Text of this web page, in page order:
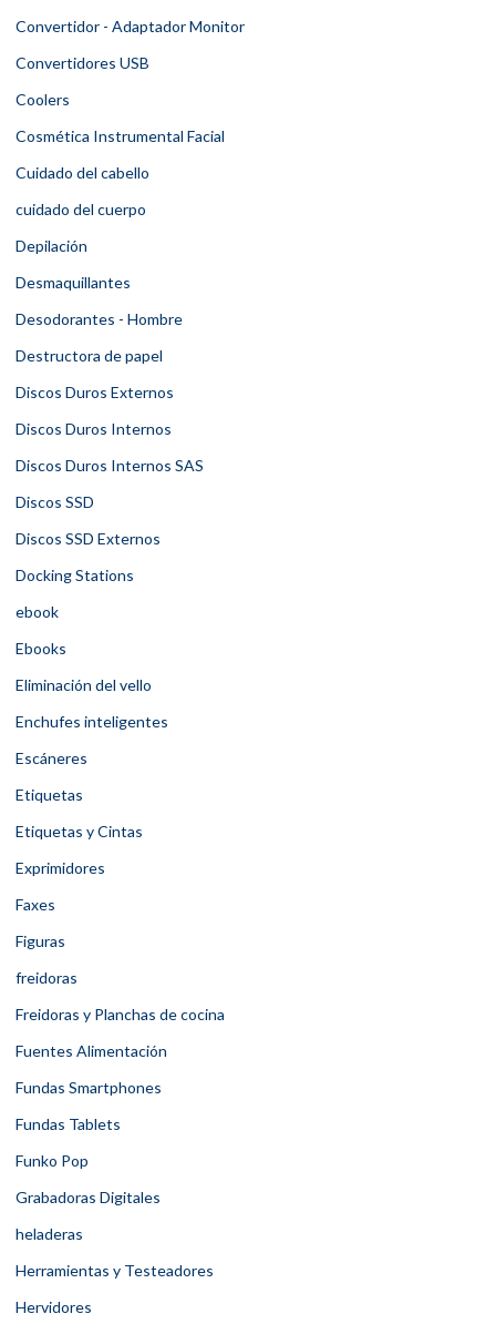
Convertidor - Adaptador Monitor
Convertidores USB
Coolers
Cosmética Instrumental Facial
Cuidado del cabello
cuidado del cuerpo
Depilación
Desmaquillantes
Desodorantes - Hombre
Destructora de papel
Discos Duros Externos
Discos Duros Internos
Discos Duros Internos SAS
Discos SSD
Discos SSD Externos
Docking Stations
ebook
Ebooks
Eliminación del vello
Enchufes inteligentes
Escáneres
Etiquetas
Etiquetas y Cintas
Exprimidores
Faxes
Figuras
freidoras
Freidoras y Planchas de cocina
Fuentes Alimentación
Fundas Smartphones
Fundas Tablets
Funko Pop
Grabadoras Digitales
heladeras
Herramientas y Testeadores
Hervidores